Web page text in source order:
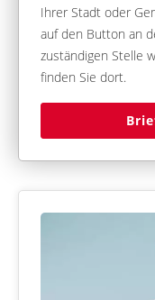
Ihrer Stadt oder
auf den Button an
zuständigen Stelle
finden Sie dort.